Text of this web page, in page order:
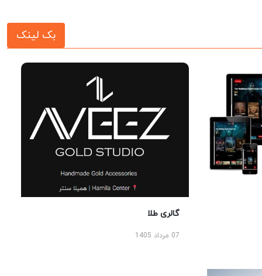
بک لینک
گالری طلا
07 مرداد 1405